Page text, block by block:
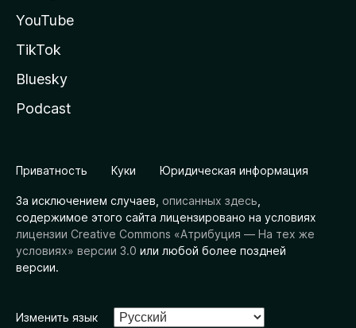
YouTube
TikTok
Bluesky
Podcast
Приватность Куки Юридическая информация
За исключением случаев, описанных здесь
содержимое этого сайта лицензировано на условиях
лицензии Creative Commons «Атрибуция — На тех же
условиях» версии 3.0 или любой более поздней
версии.
Изменить язык